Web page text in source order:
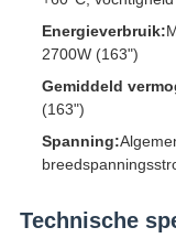
Energieverbruik:
2700W (163")
Gemiddeld
(163")
Spanning:
Technische